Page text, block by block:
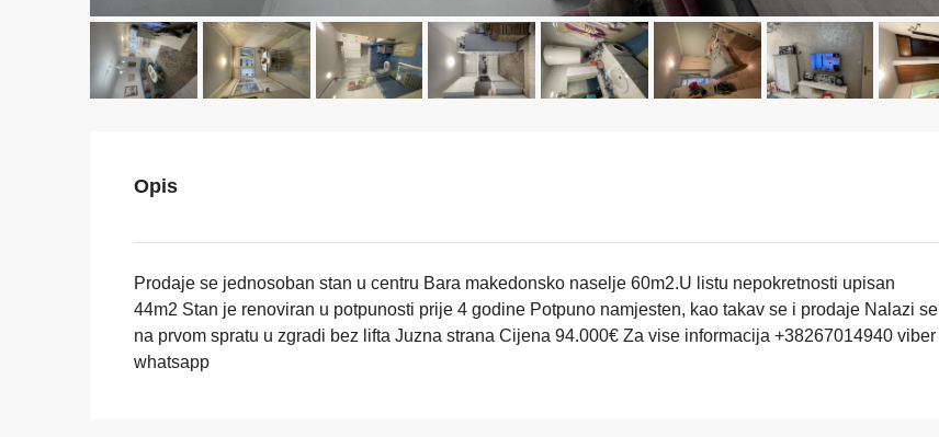
Opis
Prodaje se jednosoban stan u centru Bara makedonsko naselje 60m2.U listu nepokretnosti upisan
44m2 Stan je renoviran u potpunosti prije 4 godine Potpuno namjesten, kao takav se i prodaje Nalazi se
na prvom spratu u zgradi bez lifta Juzna strana Cijena 94.000€ Za vise informacija +38267014940 viber
whatsapp